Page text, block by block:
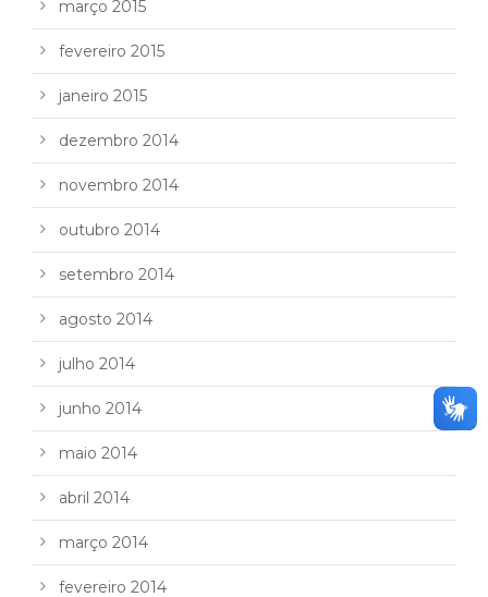
março 2015
fevereiro 2015
janeiro 2015
dezembro 2014
novembro 2014
outubro 2014
setembro 2014
agosto 2014
julho 2014
junho 2014
maio 2014
abril 2014
março 2014
fevereiro 2014